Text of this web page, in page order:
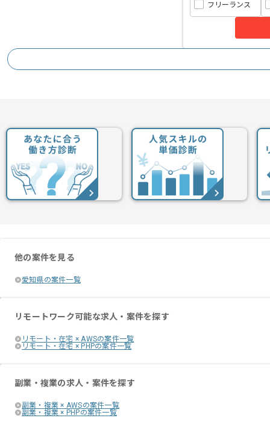
フリーランス
他の案件を見る
愛知県の案件一覧
リモートワーク可能な求人・案件を探す
リモート・在宅 × AWSの案件一覧
リモート・在宅 × PHPの案件一覧
副業・複業の求人・案件を探す
副業・複業 × AWSの案件一覧
副業・複業 × PHPの案件一覧